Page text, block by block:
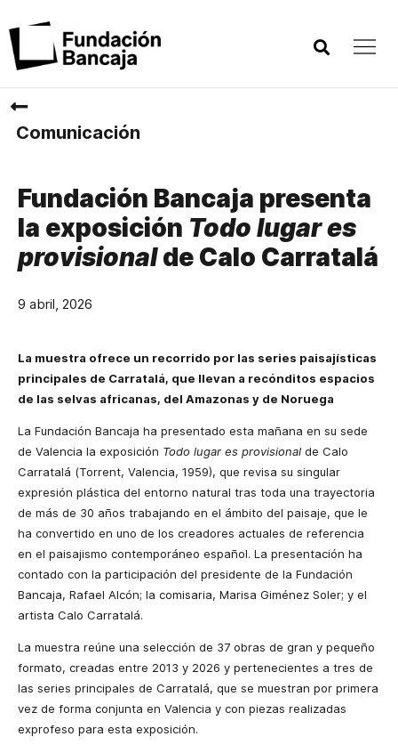
Comunicación
Fundación Bancaja presenta
la exposición Todo lugar es
provisionalde Calo Carratalá
9 abril, 2026
La muestra ofrece un recorrido por las series paisajísticas
principales de Carratalá, que llevan a recónditos espacios
de las selvas africanas, del Amazonas y de Noruega
La Fundación Bancaja ha presentado esta mañana en su sede
de Valencia la exposición Todo lugar es provisional de Calo
Carratalá (Torrent, Valencia, 1959), que revisa su singular
expresión plástica del entorno natural tras toda una trayectoria
de más de 30 años trabajando en el ámbito del paisaje, que le
ha convertido en uno de los creadores actuales de referencia
en el paisajismo contemporáneo español. La presentación ha
contado con la participación del presidente de la Fundación
Bancaja, Rafael Alcón; la comisaria, Marisa Giménez Soler; y el
artista Calo Carratalá.
La muestra reúne una selección de 37 obras de gran y pequeño
formato, creadas entre 2013 y 2026 y pertenecientes a tres de
las series principales de Carratalá, que se muestran por primera
vez de forma conjunta en Valencia y con piezas realizadas
exprofeso para esta exposición.